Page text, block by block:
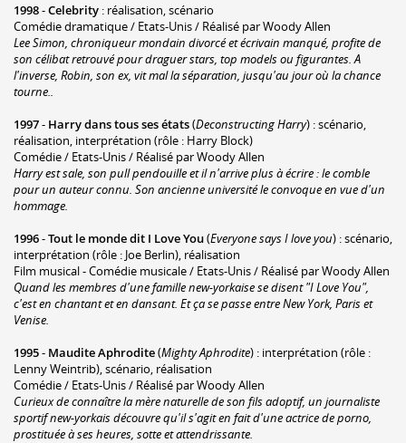
1998-Celebrity : réalisation, scénario
Comédie dramatique / Etats-Unis / Réalisé par Woody Allen
Lee Simon, chroniqueur mondain divorcé et écrivain manqué, profite de
son célibat retrouvé pour draguer stars, top models ou figurantes. A
l'inverse, Robin, son ex, vit mal la séparation, jusqu'au jour où la chance
tourne..
1997- Harry dans tous ses états(Deconstructing Harry) : scénario,
réalisation, interprétation (rôle : Harry Block)
Comédie / Etats-Unis / Réalisé par Woody Allen
Harry est sale, son pull pendouille et il n'arrive plus à écrire : le comble
pour un auteur connu. Son ancienne université le convoque en vue d'un
hommage.
1996-Tout le monde dit I Love You(Everyone says I love you) : scénario,
interprétation (rôle : Joe Berlin), réalisation
Film musical - Comédie musicale / Etats-Unis / Réalisé par Woody Allen
Quand les membres d'une famille new-yorkaise se disent "I Love You",
c'est en chantant et en dansant. Et ça se passe entre New York, Paris et
Venise.
1995- Maudite Aphrodite(Mighty Aphrodite) : interprétation (rôle :
Lenny Weintrib), scénario, réalisation
Comédie / Etats-Unis / Réalisé par Woody Allen
Curieux de connaître la mère naturelle de son fils adoptif, un journaliste
sportif new-yorkais découvre qu'il s'agit en fait d'une actrice de porno,
prostituée à ses heures, sotte et attendrissante.